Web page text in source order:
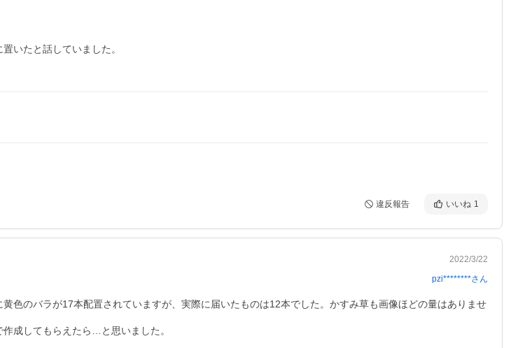
いたと話していました。
違反報告 いいね 1
2022/3/22
pzi********さん
色のバラが17本配置されていますが、実際に届いたものは12本でした。かすみ草も画像ほどの量はありませ
成してもらえたら…と思いました。